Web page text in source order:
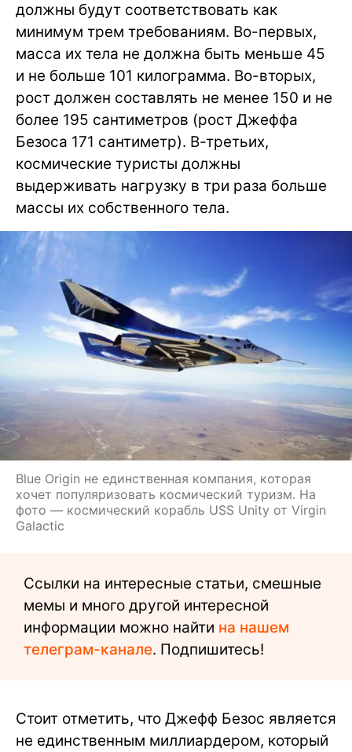
должны будут соответствовать как
минимум трем требованиям. Во-первых,
масса их тела не должна быть меньше 45
и не больше 101 килограмма. Во-вторых,
рост должен составлять не менее 150 и не
более 195 сантиметров (рост Джеффа
Безоса 171 сантиметр). В-третьих,
космические туристы должны
выдерживать нагрузку в три раза больше
массы их собственного тела.
Blue Origin не единственная компания, которая
хочет популяризовать космический туризм. На
фото — космический корабль USS Unity от Virgin
Galactic
Ссылки на интересные статьи, смешные
мемы и много другой интересной
информации можно найти на нашем
телеграм-канале. Подпишитесь!
Стоит отметить, что Джефф Безос является
не единственным миллиардером, который